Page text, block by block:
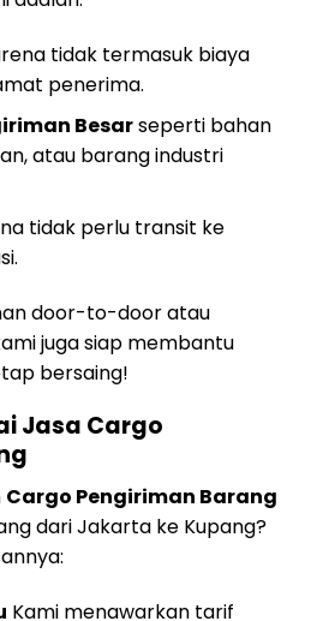
tidak termasuk biaya
penerima.
Besarseperti bahan
atau barang industri
tidak perlu transit ke
door-to-door atau
juga siap membantu
bersaing!
Jasa Cargo
Cargo Pengiriman Barang
dari Jakarta ke Kupang?
Kami menawarkan tarif